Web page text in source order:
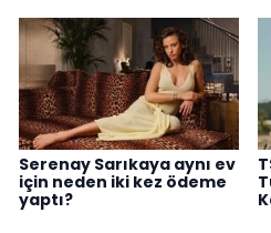
Serenay Sarıkaya aynı ev
için neden iki kez ödeme
yaptı?